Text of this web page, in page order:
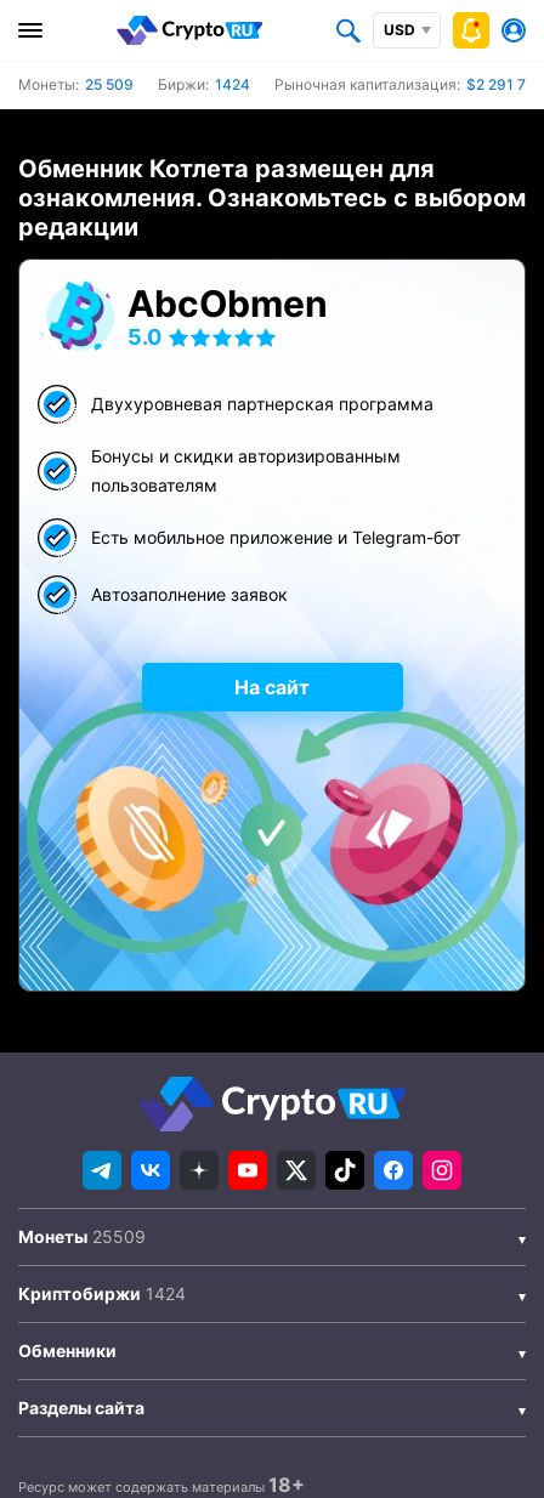
USD
Монеты: 25 509 Биржи: 1424 Рыночная капитализация: $2 291
Обменник Котлета размещен для
ознакомления. Ознакомьтесь с выбором
редакции
AbcObmen
5.0
Двухуровневая партнерская программа
Бонусы и скидки авторизированным
пользователям
Есть мобильное приложение и Telegram-бот
Автозаполнение заявок
На сайт
Монеты
Криптобиржи
Обменники
Разделы сайта
Ресурс может содержать материалы 18+